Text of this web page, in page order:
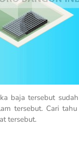
baja tersebut
tersebut. Cari
tersebut.